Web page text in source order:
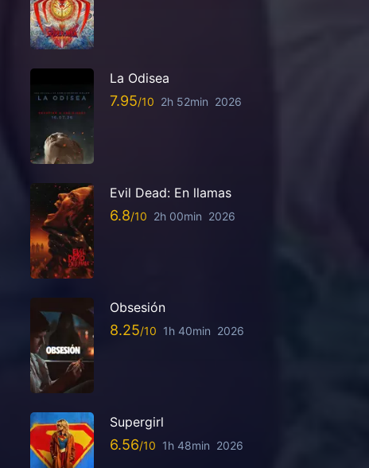
La Odisea
7.95 2h 52min 2026
Evil Dead: En llamas
6.8 2h 00min 2026
Obsesión
8.25 1h 40min 2026
Supergirl
6.56 1h 48min 2026